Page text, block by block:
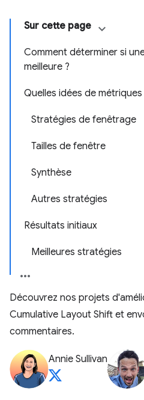
Sur cette page
Comment déterminer si
meilleure ?
Quelles idées de
Stratégies de fenêtrage
Tailles de fenêtre
Synthèse
Autres stratégies
Résultats initiaux
Meilleures stratégies
Découvrez nos projets
Cumulative Layout Shift et
commentaires.
Annie Sullivan